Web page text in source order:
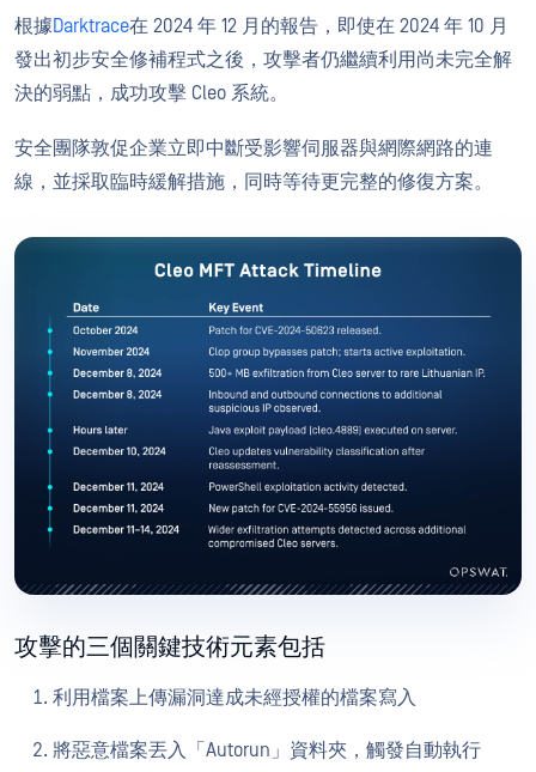
根據Darktrace在 2024 年 12 月的報告，即使在 2024 年 10 月
發出初步安全修補程式之後，攻擊者仍繼續利用尚未完全解
決的弱點，成功攻擊 Cleo 系統。
安全團隊敦促企業立即中斷受影響伺服器與網際網路的連
線，並採取臨時緩解措施，同時等待更完整的修復方案。
攻擊的三個關鍵技術元素包括
利用檔案上傳漏洞達成未經授權的檔案寫入
將惡意檔案丟入「Autorun」資料夾，觸發自動執行